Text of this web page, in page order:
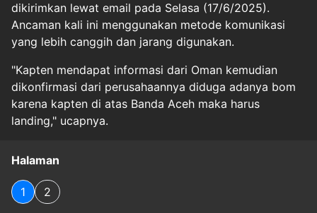
dikirimkan lewat email pada Selasa (17/6/2025).
Ancaman kali ini menggunakan metode komunikasi
yang lebih canggih dan jarang digunakan.
"Kapten mendapat informasi dari Oman kemudian
dikonfirmasi dari perusahaannya diduga adanya bom
karena kapten di atas Banda Aceh maka harus
landing," ucapnya.
Halaman
1 2